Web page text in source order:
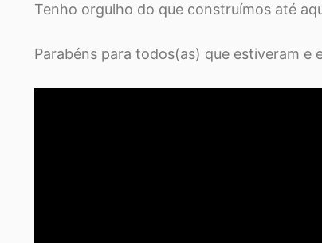
Tenho orgulho do que construímos até
Parabéns para todos(as) que estiveram e